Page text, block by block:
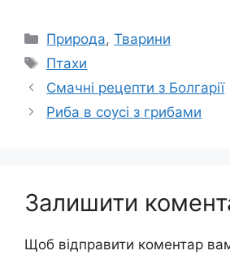
Категорії
Природа,Тварини
Позначки
Птахи
Смачні рецепти з Болгарії
Риба в соусі з грибами
Залишити
Щоб відправити коментар